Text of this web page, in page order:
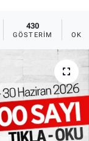
430
GÖSTERIM